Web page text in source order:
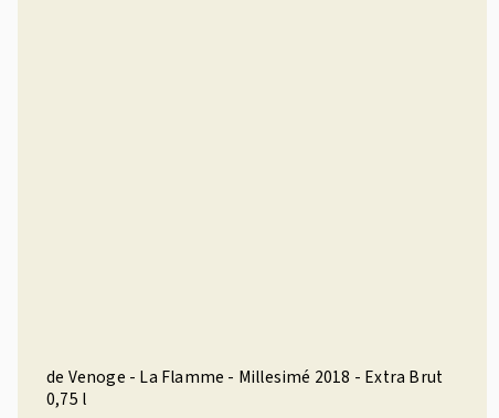
de Venoge - La Flamme - Millesimé 2018 - Extra Brut
0,75 l